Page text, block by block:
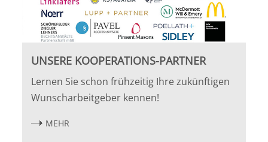
UNSERE KOOPERATIONS-PARTNER
Lernen Sie schon frühzeitig Ihre zukünftigen
Wunscharbeitgeber kennen!
MEHR